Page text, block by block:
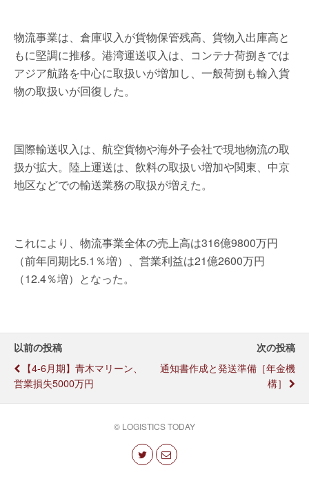
物流事業は、倉庫収入が貨物保管残高、貨物入出庫高と
もに堅調に推移。港湾運送収入は、コンテナ荷捌きでは
アジア航路を中心に取扱いが増加し、一般荷捌も輸入貨
物の取扱いが回復した。
国際輸送収入は、航空貨物や海外子会社で現地物流の取
扱が拡大。陸上運送は、飲料の取扱い増加や関東、中京
地区などでの輸送業務の取扱が増えた。
これにより、物流事業全体の売上高は316億9800万円
（前年同期比5.1％増）、営業利益は21億2600万円
（12.4％増）となった。
以前の投稿
【4-6月期】青木マリーン、
営業損失5000万円
次の投稿
通知書作成と発送準備［年金機
構］
© LOGISTICS TODAY